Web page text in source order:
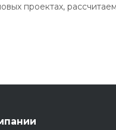
проектах, рассчитаем